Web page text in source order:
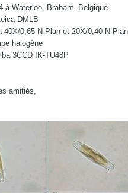
à Waterloo, Brabant, Belgique.
DMLB
40X/0,65 N Plan et 20X/0,40 N Plan
halogène
3CCD IK-TU48P
amitiés,